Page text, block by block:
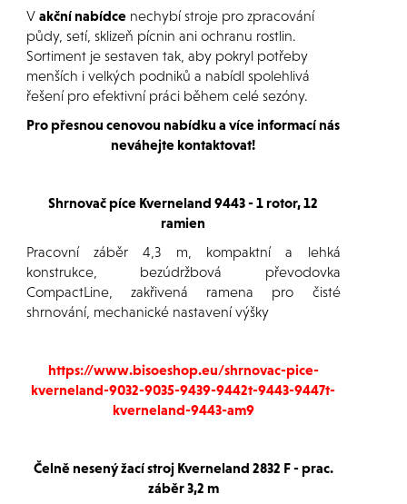
V akční nabídcenechybí stroje pro zpracování
půdy, setí, sklizeň pícnin ani ochranu rostlin.
Sortiment je sestaven tak, aby pokryl potřeby
menších i velkých podniků a nabídl spolehlivá
řešení pro efektivní práci během celé sezóny.
Pro přesnou cenovou nabídku a více informací nás
neváhejte kontaktovat!
Shrnovač píce Kverneland 9443 - 1 rotor, 12
ramien
Pracovní záběr 4,3 m, kompaktní a lehká
konstrukce, bezúdržbová převodovka
CompactLine, zakřivená ramena pro čisté
shrnování, mechanické nastavení výšky
https://www.bisoeshop.eu/shrnovac-pice-
kverneland-9032-9035-9439-9442t-9443-9447t-
kverneland-9443-am9
Čelně nesený žací stroj Kverneland 2832 F - prac.
záběr 3,2 m